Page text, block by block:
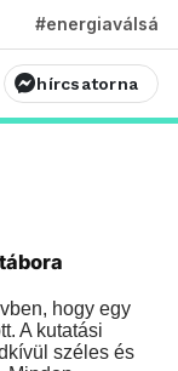
#energiaválság
hírcsatorna
hogy egy
A kutatási
széles és